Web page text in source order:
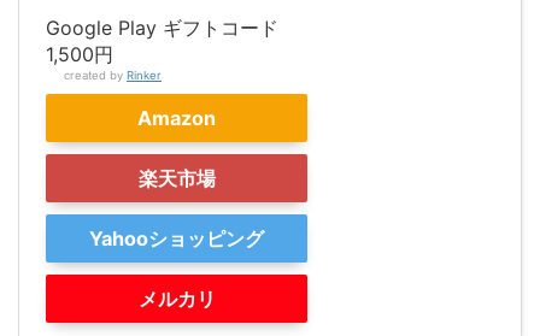
Google Play ギフトコード
1,500円
created by Rinker
Amazon
楽天市場
Yahooショッピング
メルカリ